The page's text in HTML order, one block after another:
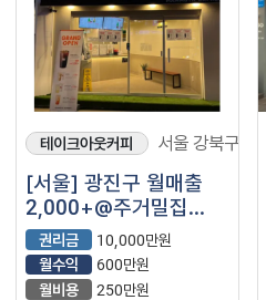
테이크아웃커피 서울 강북구
[서울] 광진구 월매출
2,000+@주거밀집
지역에 위치한
매머드커피 매장을
소개합니다!
권리금
10,000만원
월수익
600만원
월비용
250만원